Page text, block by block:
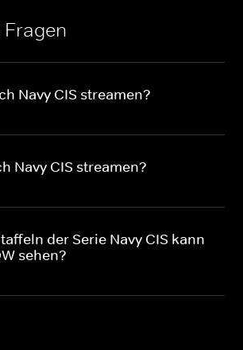
Navy CIS streamen?
Navy CIS streamen?
der Serie Navy CIS kann
sehen?